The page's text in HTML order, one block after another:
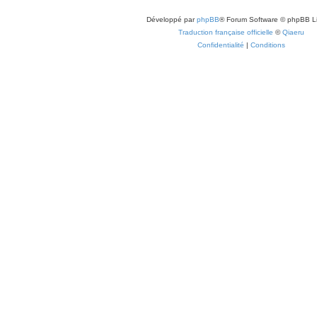
Développé parphpBB® Forum Software © phpBB
Traduction française officielle ©Qiaeru
Confidentialité | Conditions